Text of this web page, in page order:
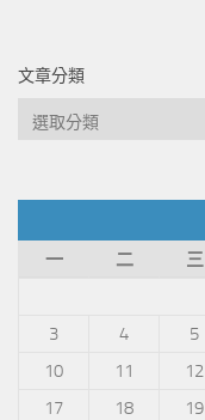
文章分類
文
類
一
二 三
3
4 5
10
11 12
17
18 19